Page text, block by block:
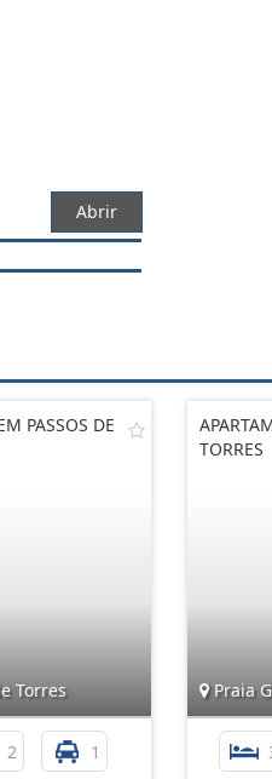
Abrir
PASSOS DE
Torres
2 1
TORRES
Praia